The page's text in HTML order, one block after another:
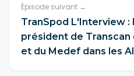
Épisode suivant →
TranSpod L'Interview :
président de Transcan
et du Medef dans les